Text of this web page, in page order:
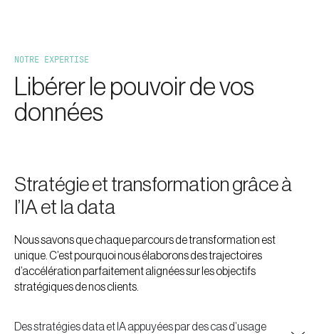
NOTRE EXPERTISE
Libérer le pouvoir de vos
données
Stratégie et transformation grâce à
l’IA et la data
Nous savons que chaque parcours de transformation est
unique. C’est pourquoi nous élaborons des trajectoires
d’accélération parfaitement alignées sur les objectifs
stratégiques de nos clients.
Des stratégies data et IA appuyées par des cas d’usage